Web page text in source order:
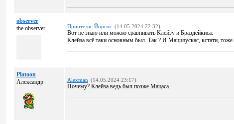
observer
the observer
Принтезис Йоргос (14.05.2024 22:32)
Вот не знаю или можно сравнивать Клейзу и Браздейкиса.
Клейза всё таки основным был. Так ? И Мацияускас, кстати, тоже.
Platoon
Александр
Alexman (14.05.2024 23:17)
Почему? Клейза ведь был позже Мацаса.